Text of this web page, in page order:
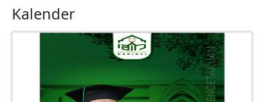
Kalender